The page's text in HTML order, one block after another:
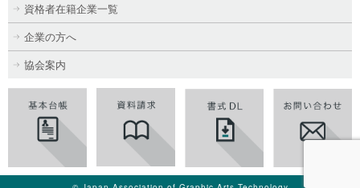
資格者在籍企業一覧
企業の方へ
協会案内